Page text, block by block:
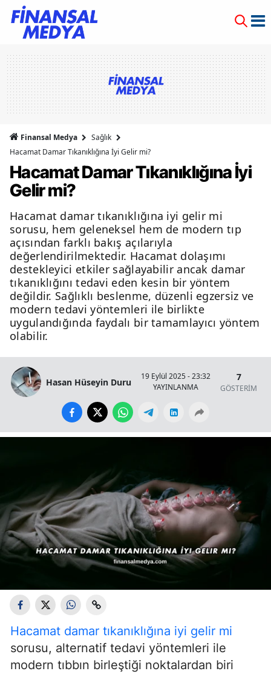
Finansal Medya
Sağlık
Hacamat Damar Tıkanıklığına İyi Gelir mi?
Hacamat Damar Tıkanıklığına İyi
Gelir mi?
Hacamat damar tıkanıklığına iyi gelir mi
sorusu, hem geleneksel hem de modern tıp
açısından farklı bakış açılarıyla
değerlendirilmektedir. Hacamat dolaşımı
destekleyici etkiler sağlayabilir ancak damar
tıkanıklığını tedavi eden kesin bir yöntem
değildir. Sağlıklı beslenme, düzenli egzersiz ve
modern tedavi yöntemleri ile birlikte
uygulandığında faydalı bir tamamlayıcı yöntem
olabilir.
Hasan Hüseyin Duru
19 Eylül 2025 - 23:32
YAYINLANMA
7
GÖSTERİM
Hacamat damar tıkanıklığına iyi gelir mi
sorusu, alternatif tedavi yöntemleri ile
modern tıbbın birleştiği noktalardan biri